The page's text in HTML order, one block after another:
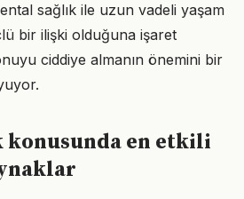
sağlık ile uzun vadeli yaşam
bir ilişki olduğuna işaret
ciddiye almanın önemini bir
konusunda en etkili